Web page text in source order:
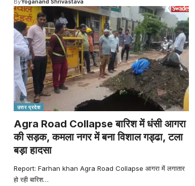
उत्तर प्रदेश
Agra Road Collapse बारिश में धंसी आगरा
की सड़क, कमला नगर में बना विशाल गड्ढा, टला
बड़ा हादसा
Report: Farhan khan Agra Road Collapse आगरा में लगातार
हो रही बारिश…